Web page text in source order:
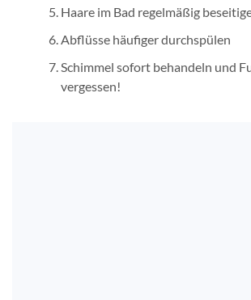
Haare im Bad regelmäßig
Abflüsse häufiger durchspülen
Schimmel sofort behandeln und
vergessen!